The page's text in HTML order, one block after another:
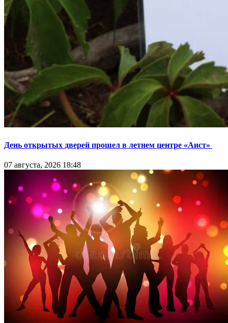
День открытых дверей прошел в летнем центре «Аист»
07 августа, 2026 18:48